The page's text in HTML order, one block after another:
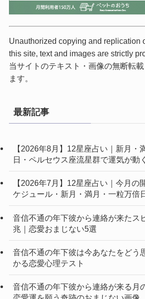
Unauthorized copying and replication
this site, text and images are strictly
当サイトのテキスト・画像の無断転
ます。
最新記事
【2026年8月】12星座占い｜新月・
日・ペルセウス座流星群で運気が動
【2026年7月】12星座占い｜今月の
ケジュール・新月・満月・一粒万倍
音信不通の年下彼から連絡が来たス
兆｜恋愛おまじない5選
音信不通の年下彼は今あなたをどう
かる恋愛心理テスト
音信不通の年下彼から連絡が来る月